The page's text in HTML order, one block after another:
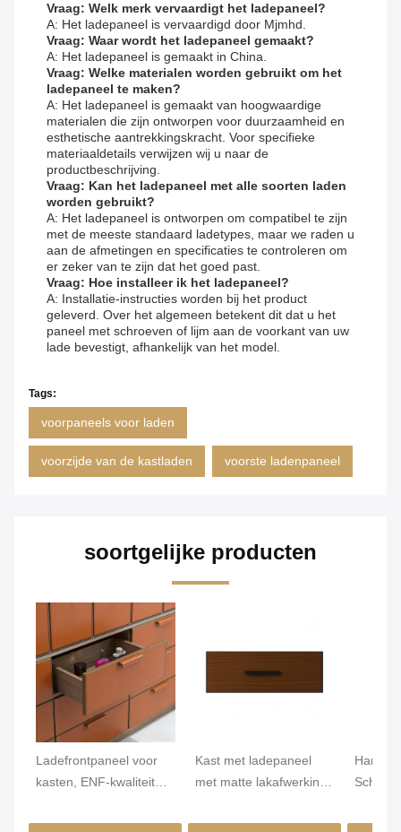
Vraag: Welk merk vervaardigt het ladepaneel?
A: Het ladepaneel is vervaardigd door Mjmhd.
Vraag: Waar wordt het ladepaneel gemaakt?
A: Het ladepaneel is gemaakt in China.
Vraag: Welke materialen worden gebruikt om het
ladepaneel te maken?
A: Het ladepaneel is gemaakt van hoogwaardige
materialen die zijn ontworpen voor duurzaamheid en
esthetische aantrekkingskracht. Voor specifieke
materiaaldetails verwijzen wij u naar de
productbeschrijving.
Vraag: Kan het ladepaneel met alle soorten laden
worden gebruikt?
A: Het ladepaneel is ontworpen om compatibel te zijn
met de meeste standaard ladetypes, maar we raden u
aan de afmetingen en specificaties te controleren om
er zeker van te zijn dat het goed past.
Vraag: Hoe installeer ik het ladepaneel?
A: Installatie-instructies worden bij het product
geleverd. Over het algemeen betekent dit dat u het
paneel met schroeven of lijm aan de voorkant van uw
lade bevestigt, afhankelijk van het model.
Tags:
voorpaneels voor laden
voorzijde van de kastladen voorste ladenpaneel
soortgelijke producten
Ladefrontpaneel voor
kasten, ENF-kwaliteit
leer omwikkeld &
Kast met ladepaneel
met matte lakafwerking,
voor langdurige en